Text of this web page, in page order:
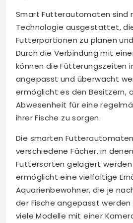
Smart Futterautomaten sind
Technologie ausgestattet,
Futterportionen zu planen
Durch die Verbindung mit
können die Fütterungszeiten
angepasst und überwacht
ermöglicht es den Besitzern,
Abwesenheit für eine
ihrer Fische zu sorgen.
Die smarten
verschiedene Fächer, in
Futtersorten gelagert werden
ermöglicht eine vielfältige
Aquarienbewohner, die je
der Fische angepasst werden
viele Modelle mit einer